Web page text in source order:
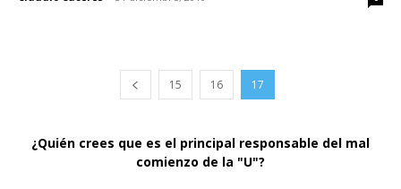
15 16 17
¿Quién crees que es el principal responsable del mal
comienzo de la "U"?